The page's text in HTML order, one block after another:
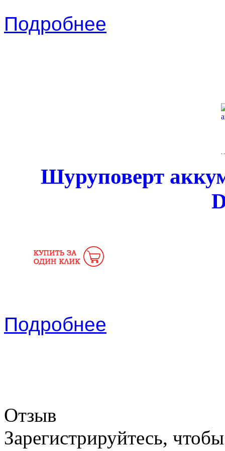
Подробнее
Шуруповерт
Подробнее
Отзыв
Зарегистрируйтесь,